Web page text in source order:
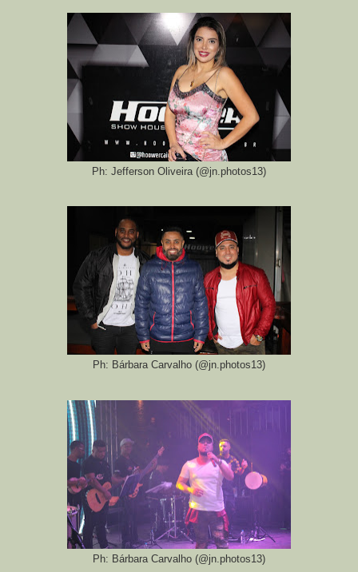
Ph: Jefferson Oliveira (@jn.photos13)
Ph: Bárbara Carvalho (@jn.photos13)
Ph: Bárbara Carvalho (@jn.photos13)